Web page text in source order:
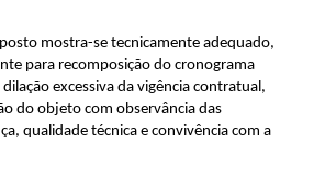
mostra-se tecnicamente adequado,
para recomposição do cronograma
excessiva da vigência contratual,
do objeto com observância das
qualidade técnica e convivência com a